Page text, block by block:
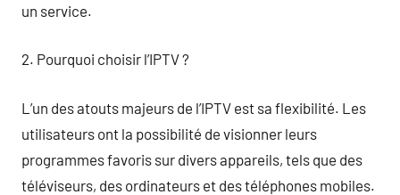
un service.
2. Pourquoi choisir l’IPTV ?
L’un des atouts majeurs de l’IPTV est sa flexibilité. Les
utilisateurs ont la possibilité de visionner leurs
programmes favoris sur divers appareils, tels que des
téléviseurs, des ordinateurs et des téléphones mobiles.